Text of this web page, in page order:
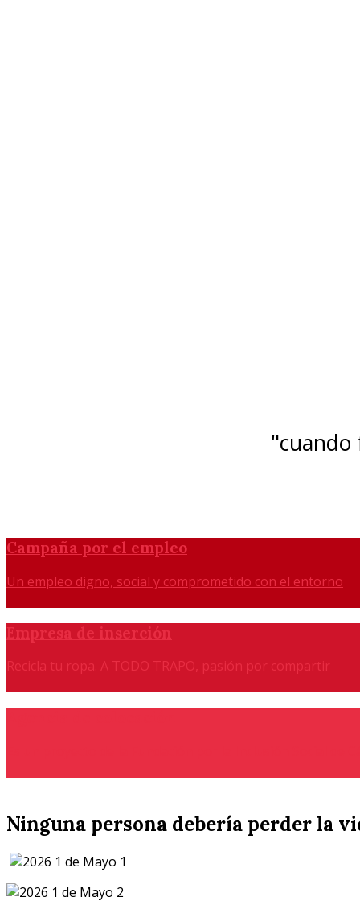
Campaña por el empleo
Un empleo digno, social y comprometido con el entorno
Empresa de inserción
Recicla tu ropa. A TODO TRAPO, pasión por compartir
Ninguna persona debería perder la